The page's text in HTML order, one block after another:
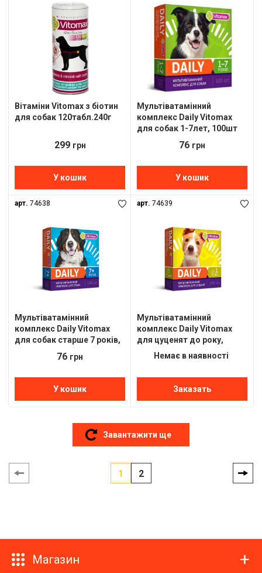
Вітаміни Vitomax з біотин
для собак 120табл.240г
299 грн
У кошик
Мультіватамінний
комплекс Daily Vitomax
для собак 1-7лет, 100шт
76 грн
У кошик
арт. 74638
Мультіватамінний
комплекс Daily Vitomax
для собак старше 7 років,
76 грн
У кошик
арт. 74639
Мультіватамінний
комплекс Daily Vitomax
для цуценят до року,
100штНемає в наявності
Заказать
Завантажити ще
1 2
Магазин